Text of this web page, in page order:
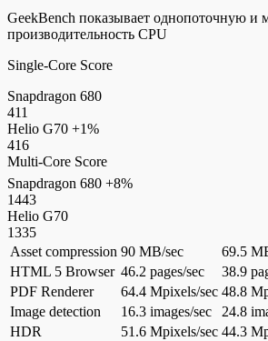
GeekBench показывает однопоточную и
производительность CPU
Single-Core Score
Snapdragon 680
411
Helio G70 +1%
416
Multi-Core Score
Snapdragon 680 +8%
1443
Helio G70
1335
Asset compression 90 MB/sec
69.5
HTML 5 Browser 46.2 pages/sec
38.9
PDF Renderer
64.4 Mpixels/sec 48.8
Image detection
16.3 images/sec
24.8
HDR
51.6 Mpixels/sec 44.3